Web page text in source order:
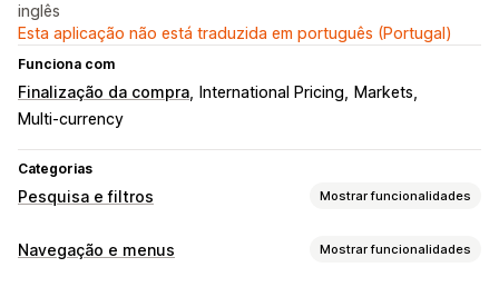
inglês
Esta aplicação não está traduzida em português (Portugal)
Funciona com
Finalização da compra International Pricing
Markets
Multi-currency
Categorias
Pesquisa e filtros Mostrar funcionalidades
Funcionalidades de pesquisa
Navegação e menus Mostrar funcionalidades